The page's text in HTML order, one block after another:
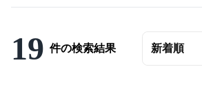
賃料
ベッドルーム数
19 件の検索結果